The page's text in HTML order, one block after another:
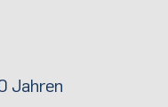
Jahren